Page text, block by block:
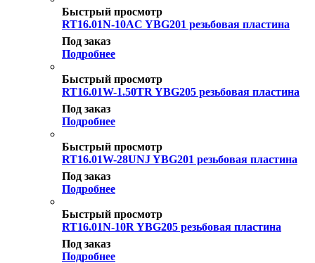
Быстрый просмотр
RT16.01N-10AC YBG201 резьбовая пластина
Под заказ
Подробнее
Быстрый просмотр
RT16.01W-1.50TR YBG205 резьбовая пластина
Под заказ
Подробнее
Быстрый просмотр
RT16.01W-28UNJ YBG201 резьбовая пластина
Под заказ
Подробнее
Быстрый просмотр
RT16.01N-10R YBG205 резьбовая пластина
Под заказ
Подробнее